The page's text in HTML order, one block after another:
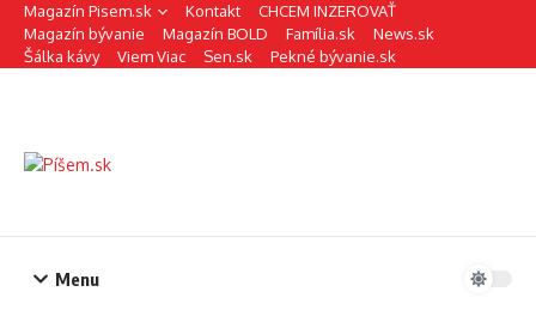
Preskočiť na obsah
Magazín Pisem.sk Kontakt
CHCEM INZEROVAŤ
Magazín bývanie
Magazín BOLD Família.sk
News.sk
Šálka kávy
Viem Viac Sen.sk Pekné bývanie.sk
Menu